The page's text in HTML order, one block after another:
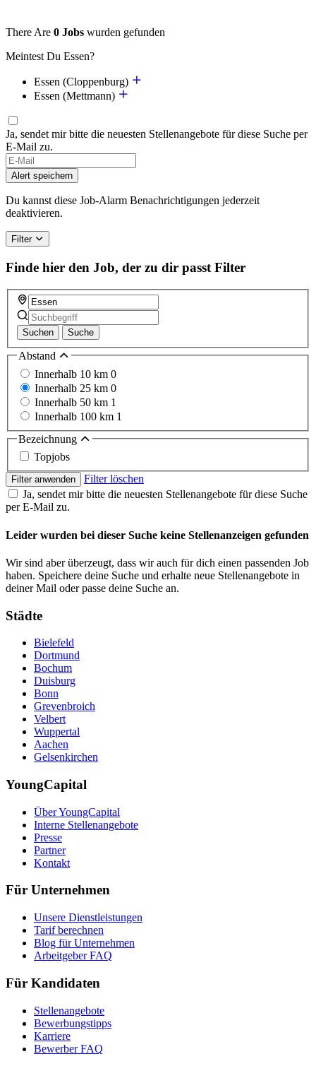
There Are 0 Jobs wurden gefunden
Meintest Du Essen?
Essen (Cloppenburg)
Essen (Mettmann)
Ja, sendet mir bitte die neuesten Stellenangebote für diese Suche per
E-Mail zu.
Alert speichern
Du kannst diese Job-Alarm Benachrichtigungen jederzeit
deaktivieren.
Filter
Finde hier den Job, der zu dir passt Filter
Suchen Suche
Abstand
Innerhalb 10 km 0
Innerhalb 25 km 0
Innerhalb 50 km 1
Innerhalb 100 km 1
Bezeichnung
Topjobs
Filter anwenden
Filter löschen
Ja, sendet mir bitte die neuesten Stellenangebote für diese Suche
per E-Mail zu.
Leider wurden bei dieser Suche keine Stellenanzeigen gefunden
Wir sind aber überzeugt, dass wir auch für dich einen passenden Job
haben. Speichere deine Suche und erhalte neue Stellenangebote in
deiner Mail oder passe deine Suche an.
Städte
Bielefeld
Dortmund
Bochum
Duisburg
Bonn
Grevenbroich
Velbert
Wuppertal
Aachen
Gelsenkirchen
YoungCapital
Über YoungCapital
Interne Stellenangebote
Presse
Partner
Kontakt
Für Unternehmen
Unsere Dienstleistungen
Tarif berechnen
Blog für Unternehmen
Arbeitgeber FAQ
Für Kandidaten
Stellenangebote
Bewerbungstipps
Karriere
Bewerber FAQ